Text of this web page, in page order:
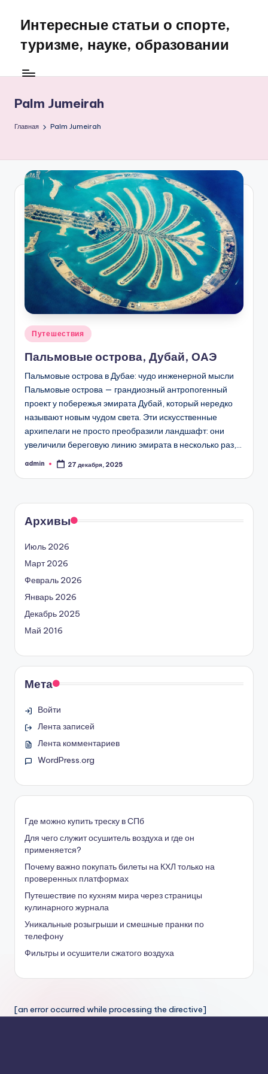
Перейти
содержимому
Интересные статьи о спорте,
туризме, науке, образовании
Palm Jumeirah
Главная Palm Jumeirah
Опубликовано
Путешествия
Пальмовые острова, Дубай, ОАЭ
Пальмовые острова в Дубае: чудо инженерной мысли
Пальмовые острова — грандиозный антропогенный
проект у побережья эмирата Дубай, который нередко
называют новым чудом света. Эти искусственные
архипелаги не просто преобразили ландшафт: они
увеличили береговую линию эмирата в несколько раз,…
Запись
admin 27 декабря, 2025
Архивы
Июль 2026
Март 2026
Февраль 2026
Январь 2026
Декабрь 2025
Май 2016
Мета
Войти
Лента записей
Лента комментариев
WordPress.org
Где можно купить треску в СПб
Для чего служит осушитель воздуха и где он
применяется?
Почему важно покупать билеты на КХЛ только на
проверенных платформах
Путешествие по кухням мира через страницы
кулинарного журнала
Уникальные розыгрыши и смешные пранки по
телефону
Фильтры и осушители сжатого воздуха
[an error occurred while processing the directive]